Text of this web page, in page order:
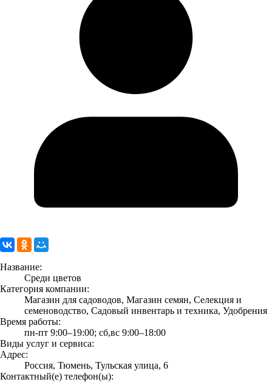
Название:
Среди цветов
Категория компании:
Магазин для садоводов, Магазин семян, Селекция и
семеноводство, Садовый инвентарь и техника, Удобрения
Время работы:
пн-пт 9:00–19:00; сб,вс 9:00–18:00
Виды услуг и сервиса:
Адрес:
Россия, Тюмень, Тульская улица, 6
Контактный(е) телефон(ы):